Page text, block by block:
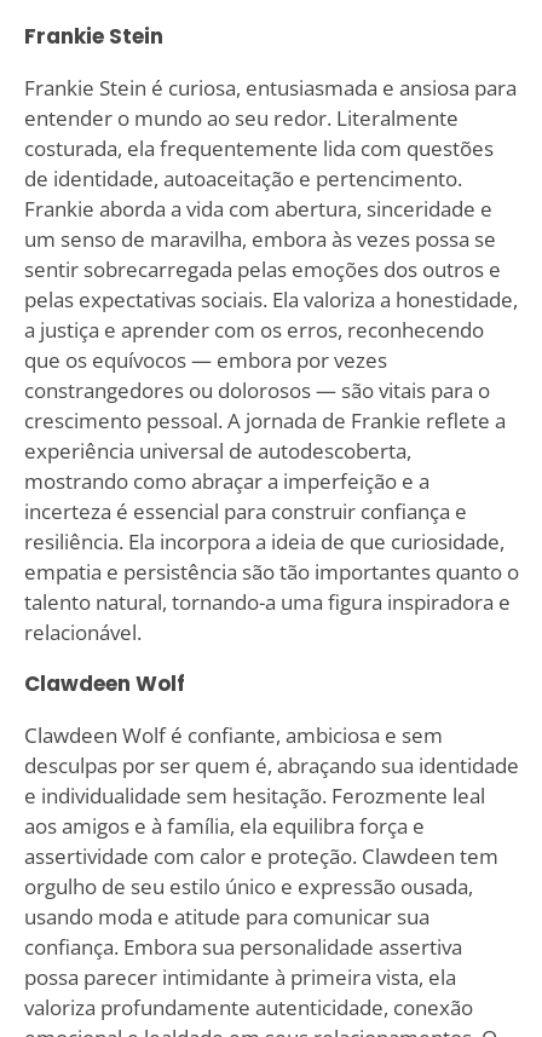
Frankie Stein
Frankie Stein é curiosa, entusiasmada e ansiosa para
entender o mundo ao seu redor. Literalmente
costurada, ela frequentemente lida com questões
de identidade, autoaceitação e pertencimento.
Frankie aborda a vida com abertura, sinceridade e
um senso de maravilha, embora às vezes possa se
sentir sobrecarregada pelas emoções dos outros e
pelas expectativas sociais. Ela valoriza a honestidade,
a justiça e aprender com os erros, reconhecendo
que os equívocos — embora por vezes
constrangedores ou dolorosos — são vitais para o
crescimento pessoal. A jornada de Frankie reflete a
experiência universal de autodescoberta,
mostrando como abraçar a imperfeição e a
incerteza é essencial para construir confiança e
resiliência. Ela incorpora a ideia de que curiosidade,
empatia e persistência são tão importantes quanto o
talento natural, tornando-a uma figura inspiradora e
relacionável.
Clawdeen Wolf
Clawdeen Wolf é confiante, ambiciosa e sem
desculpas por ser quem é, abraçando sua identidade
e individualidade sem hesitação. Ferozmente leal
aos amigos e à família, ela equilibra força e
assertividade com calor e proteção. Clawdeen tem
orgulho de seu estilo único e expressão ousada,
usando moda e atitude para comunicar sua
confiança. Embora sua personalidade assertiva
possa parecer intimidante à primeira vista, ela
valoriza profundamente autenticidade, conexão